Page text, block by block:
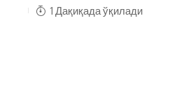
1 Дақиқада ўқилади